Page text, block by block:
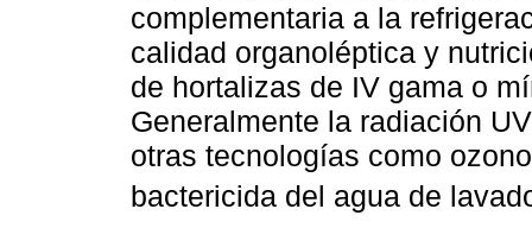
complementaria a la
calidad organoléptica y
de hortalizas de IV gama o
Generalmente la radiación
otras tecnologías como
bactericida del agua de